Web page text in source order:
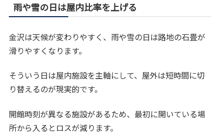
雨や雪の日は屋内比率を上げる
金沢は天候が変わりやすく、雨や雪の日は路地の石畳が
滑りやすくなります。
そういう日は屋内施設を主軸にして、屋外は短時間に切
り替えるのが現実的です。
開館時刻が異なる施設があるため、最初に開いている場
所から入るとロスが減ります。